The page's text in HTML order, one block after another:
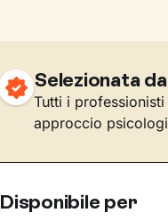
Selezionata
Tutti i
approccio
Disponibile per